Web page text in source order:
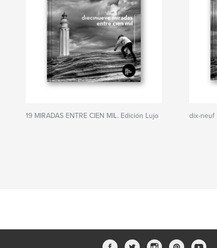
19 MIRADAS ENTRE CIEN MIL. Edición Lujo dix-neuf